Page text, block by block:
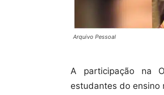
Arquivo Pessoal
A participação na
estudantes do ensino